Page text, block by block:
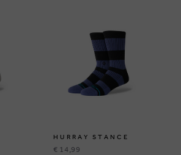
HURRAY STANCE
€ 14,99